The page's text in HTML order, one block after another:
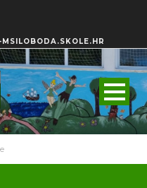
MSILOBODA.SKOLE.HR